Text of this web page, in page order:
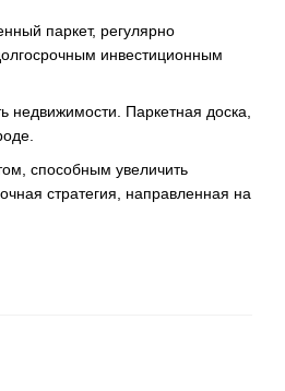
паркет, регулярно
инвестиционным
недвижимости. Паркетная доска,
способным увеличить
стратегия, направленная на